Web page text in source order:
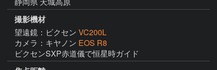
撮影機材
望遠鏡：ビクセン VC200L
カメラ：キヤノン EOS R8
ビクセンSXP赤道儀で恒星時ガイド